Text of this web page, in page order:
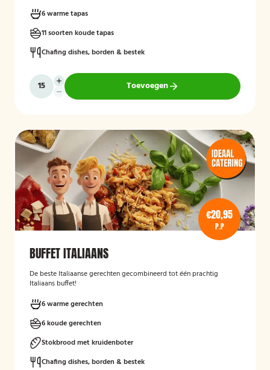
6 warme tapas
11 soorten koude tapas
Chafing dishes, borden & bestek
Toevoegen
€20,95
P.P
BUFFET ITALIAANS
De beste Italiaanse gerechten gecombineerd tot één prachtig
Italiaans buffet!
6 warme gerechten
6 koude gerechten
Stokbrood met kruidenboter
Chafing dishes, borden & bestek